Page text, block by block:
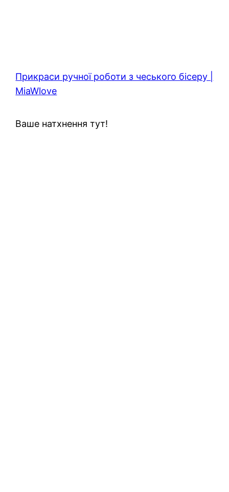
Прикраси ручної роботи з чеського бісеру |
MiaWlove
Ваше натхнення тут!